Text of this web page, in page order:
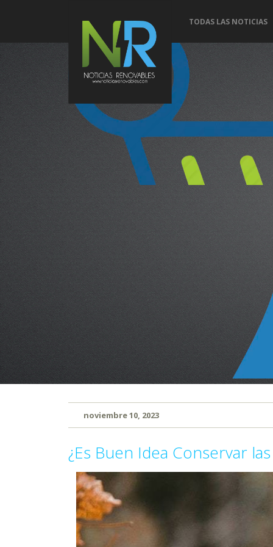
TODAS LAS NOTICIAS
noviembre 10, 2023
¿Es Buen Idea Conservar